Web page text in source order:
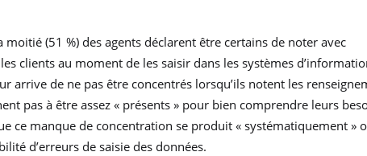
moitié (51 %) des agents déclarent être certains de noter avec
clients au moment de les saisir dans les systèmes
arrive de ne pas être concentrés lorsqu’ils notent les
pas à être assez « présents » pour bien comprendre leurs
ce manque de concentration se produit « systématiquement »
d’erreurs de saisie des données.